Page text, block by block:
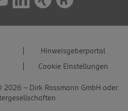
Hinweisgeberportal
Cookie Einstellungen
2026 - Dirk Rossmann GmbH oder